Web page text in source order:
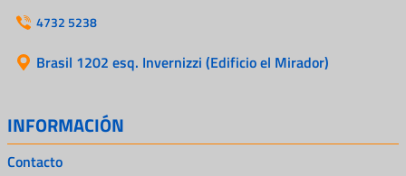
4732 5238
Brasil 1202 esq. Invernizzi (Edificio el Mirador)
INFORMACIÓN
Contacto